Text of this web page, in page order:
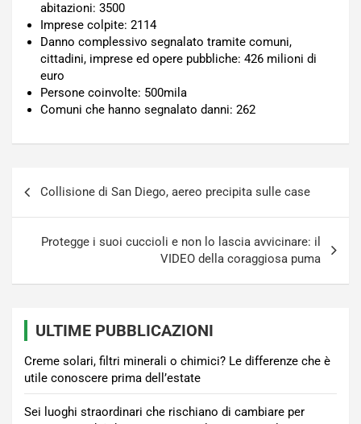
abitazioni: 3500
Imprese colpite: 2114
Danno complessivo segnalato tramite comuni,
cittadini, imprese ed opere pubbliche: 426 milioni di
euro
Persone coinvolte: 500mila
Comuni che hanno segnalato danni: 262
Collisione di San Diego, aereo precipita sulle case
Protegge i suoi cuccioli e non lo lascia avvicinare: il
VIDEO della coraggiosa puma
ULTIME PUBBLICAZIONI
Creme solari, filtri minerali o chimici? Le differenze che è
utile conoscere prima dell’estate
Sei luoghi straordinari che rischiano di cambiare per